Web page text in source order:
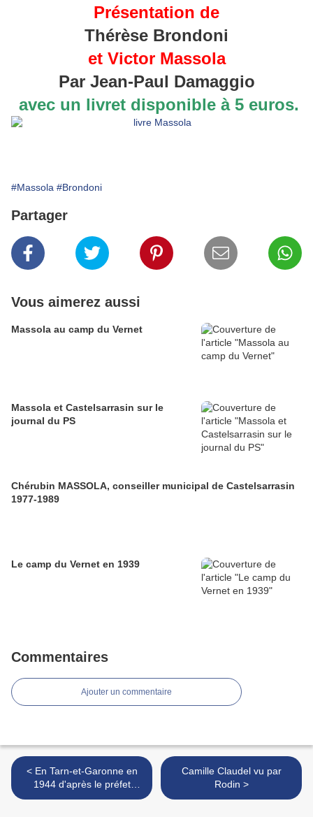
Présentation de
Thérèse Brondoni
et Victor Massola
Par Jean-Paul Damaggio
avec un livret disponible à 5 euros.
#Massola #Brondoni
Partager
Vous aimerez aussi
Massola au camp du Vernet
Massola et Castelsarrasin sur le
journal du PS
Chérubin MASSOLA, conseiller municipal de Castelsarrasin
1977-1989
Le camp du Vernet en 1939
Commentaires
Ajouter un commentaire
< En Tarn-et-Garonne en
1944 d'après le préfet
régional
Camille Claudel vu par
Rodin >